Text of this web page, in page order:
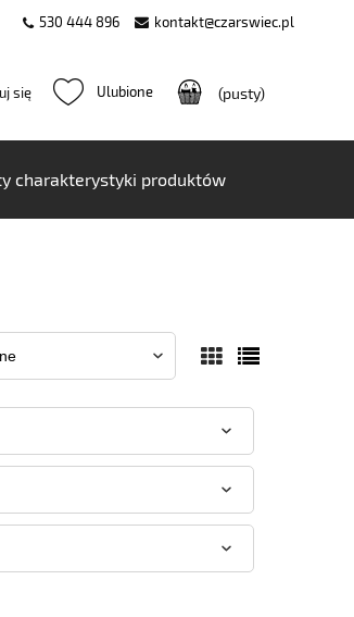
530 444 896 kontakt@czarswiec.pl
się (pusty)
charakterystyki produktów